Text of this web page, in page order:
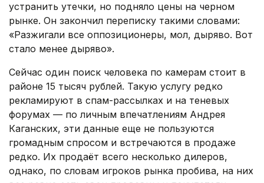
устранить утечки, но подняло цены на черном
рынке. Он закончил переписку такими словами:
«Разжигали все оппозиционеры, мол, дыряво. Вот
стало менее дыряво».
Сейчас один поиск человека по камерам стоит в
районе 15 тысяч рублей. Такую услугу редко
рекламируют в спам-рассылках и на теневых
форумах — по личным впечатлениям Андрея
Каганских, эти данные еще не пользуются
громадным спросом и встречаются в продаже
редко. Их продаёт всего несколько дилеров,
однако, по словам игроков рынка пробива, на них